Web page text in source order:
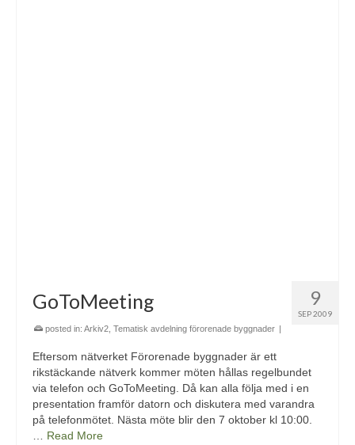
9
SEP 2009
GoToMeeting
posted in: Arkiv2 Tematisk avdelning förorenade byggnader |
Eftersom nätverket Förorenade byggnader är ett
rikstäckande nätverk kommer möten hållas regelbundet
via telefon och GoToMeeting. Då kan alla följa med i en
presentation framför datorn och diskutera med varandra
på telefonmötet. Nästa möte blir den 7 oktober kl 10:00.
Read More